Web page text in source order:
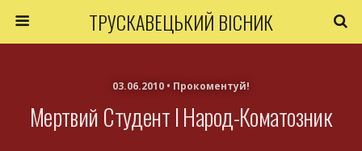
ТРУСКАВЕЦЬКИЙ ВІСНИК
03.06.2010 • Прокоментуй!
Мертвий Студент І Народ-Коматозник